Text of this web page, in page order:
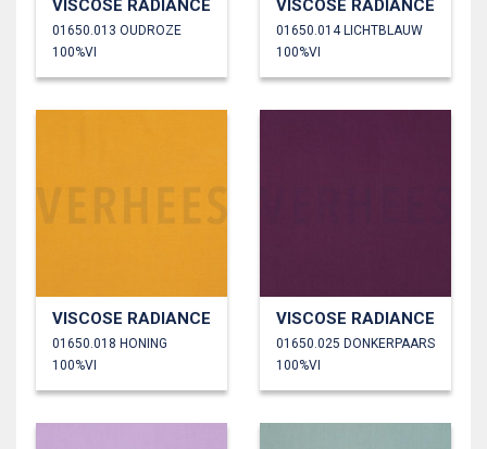
VISCOSE RADIANCE
01650.013 OUDROZE
100%VI
VISCOSE RADIANCE
01650.014 LICHTBLAUW
100%VI
VISCOSE RADIANCE
01650.018 HONING
100%VI
VISCOSE RADIANCE
01650.025 DONKERPAARS
100%VI